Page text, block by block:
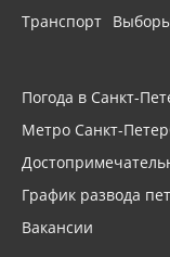
Транспорт
Погода в Санкт-
Метро Санкт-
График развода
Вакансии